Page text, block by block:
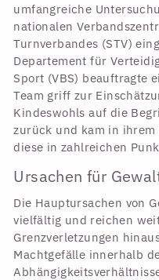
umfangreiche
nationalen
Turnverbandes (STV)
Departement für
Sport (VBS) beauftragte
Team griff zur
Kindeswohls auf die
zurück und kam in ihrem
diese in zahlreichen
Ursachen für
Die Hauptursachen von
vielfältig und reichen
Grenzverletzungen
Machtgefälle innerhalb